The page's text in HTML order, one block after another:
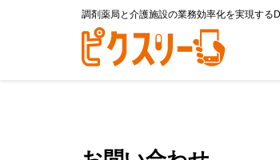
調剤薬局と介護施設の業務効率化を実現する